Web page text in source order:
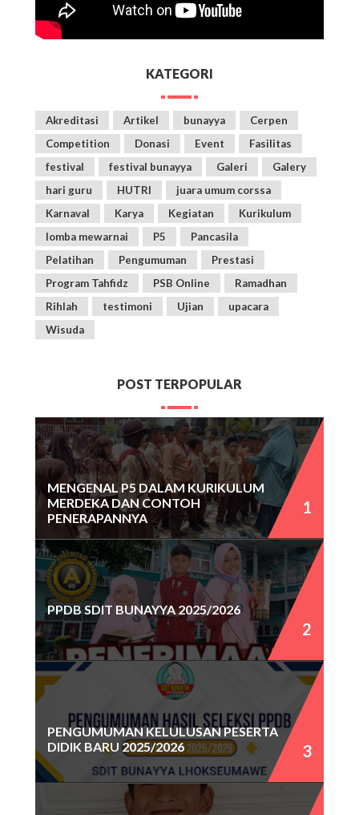
KATEGORI
Akreditasi Artikel bunayya
Cerpen
Competition
Donasi Event
Fasilitas
festival
festival bunayya Galeri
Galery
hari guru
HUTRI
juara umum corssa
Karnaval
Karya Kegiatan
Kurikulum
lomba mewarnai
P5
Pancasila
Pelatihan
Pengumuman
Prestasi
Program Tahfidz
PSB Online
Ramadhan
Rihlah
testimoni Ujian
upacara
Wisuda
POST TERPOPULAR
MENGENAL P5 DALAM KURIKULUM
MERDEKA DAN CONTOH
PENERAPANNYA
PPDB SDIT BUNAYYA 2025/2026
PENGUMUMAN KELULUSAN PESERTA
DIDIK BARU 2025/2026